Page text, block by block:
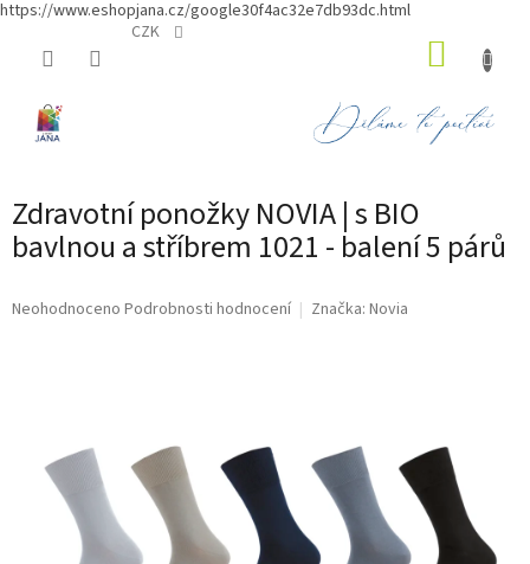
https://www.eshopjana.cz/google30f4ac32e7db93dc.html
CZK
Zdravotní ponožky NOVIA | s BIO
bavlnou a stříbrem 1021 - balení 5 párů
Průměrné
hvězdiček.
Neohodnoceno Podrobnosti hodnocení Značka: Novia